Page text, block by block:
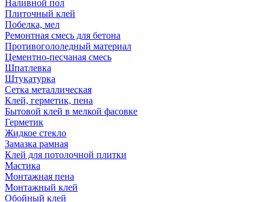
Наливной пол
Плиточный клей
Побелка, мел
Ремонтная смесь для бетона
Противогололедный материал
Цементно-песчаная смесь
Шпатлевка
Штукатурка
Сетка металлическая
Клей, герметик, пена
Бытовой клей в мелкой фасовке
Герметик
Жидкое стекло
Замазка рамная
Клей для потолочной плитки
Мастика
Монтажная пена
Монтажный клей
Обойный клей